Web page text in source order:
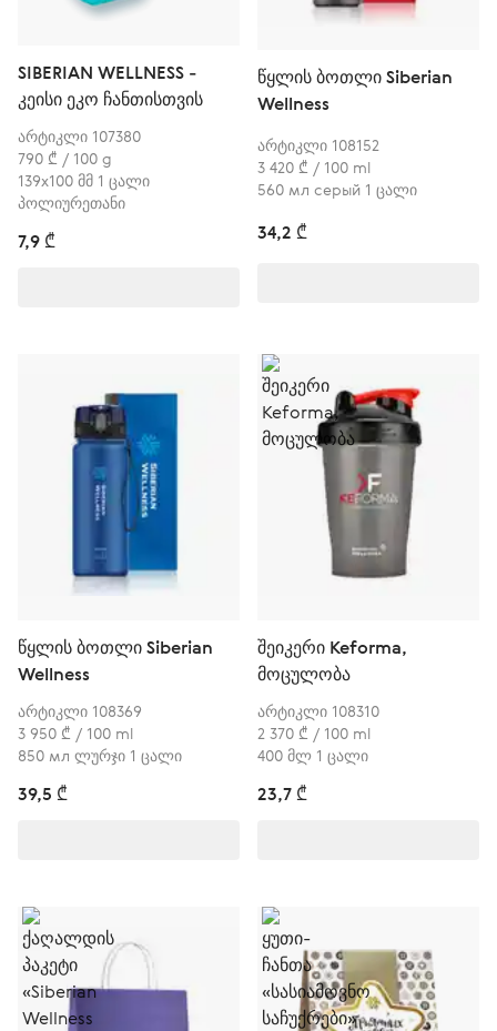
SIBERIAN WELLNESS -
კეისი ეკო ჩანთისთვის
არტიკლი 107380
790 ₾ / 100 g
139х100 მმ 1 ცალი
პოლიურეთანი
7,9 ₾
წყლის ბოთლი Siberian
Wellness
არტიკლი 108152
3 420 ₾ / 100 ml
560 мл серый 1 ცალი
34,2 ₾
წყლის ბოთლი Siberian
Wellness
არტიკლი 108369
3 950 ₾ / 100 ml
850 мл ლურჯი 1 ცალი
39,5 ₾
შეიკერი Keforma,
მოცულობა
არტიკლი 108310
2 370 ₾ / 100 ml
400 მლ 1 ცალი
23,7 ₾